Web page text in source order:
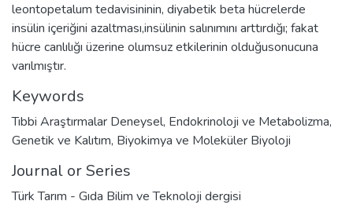
leontopetalum tedavisininin, diyabetik beta hücrelerde
insülin içeriğini azaltması,insülinin salınımını arttırdığı; fakat
hücre canlılığı üzerine olumsuz etkilerinin olduğusonucuna
varılmıştır.
Keywords
Tıbbi Araştırmalar Deneysel, Endokrinoloji ve Metabolizma,
Genetik ve Kalıtım, Biyokimya ve Moleküler Biyoloji
Journal or Series
Türk Tarım - Gıda Bilim ve Teknoloji dergisi